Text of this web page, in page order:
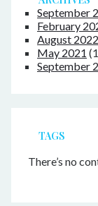
September
February
August 2022
May 2021
September
TAGS
There’s no